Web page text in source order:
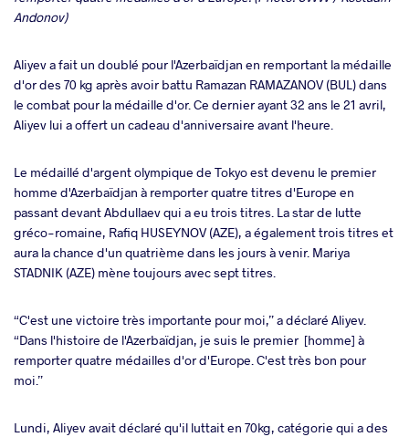
Andonov)
Aliyev a fait un doublé pour l'Azerbaïdjan en remportant la médaille
d'or des 70 kg après avoir battu Ramazan RAMAZANOV (BUL) dans
le combat pour la médaille d'or. Ce dernier ayant 32 ans le 21 avril,
Aliyev lui a offert un cadeau d'anniversaire avant l'heure.
Le médaillé d'argent olympique de Tokyo est devenu le premier
homme d'Azerbaïdjan à remporter quatre titres d'Europe en
passant devant Abdullaev qui a eu trois titres. La star de lutte
gréco-romaine, Rafiq HUSEYNOV (AZE), a également trois titres et
aura la chance d'un quatrième dans les jours à venir. Mariya
STADNIK (AZE) mène toujours avec sept titres.
“C'est une victoire très importante pour moi,” a déclaré Aliyev.
“Dans l'histoire de l'Azerbaïdjan, je suis le premier [homme] à
remporter quatre médailles d'or d'Europe. C'est très bon pour
moi.”
Lundi, Aliyev avait déclaré qu'il luttait en 70kg, catégorie qui a des